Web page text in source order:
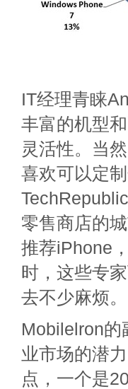
IT经理青睐
丰富的机型
灵活性。当
喜欢可以定
零售商店的
推荐iPhone
时，这些专
去不少麻烦。
Mobilelron的
业市场的潜
点，一个是